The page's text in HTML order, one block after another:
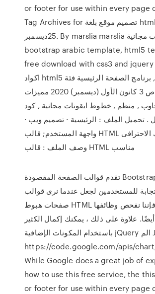
or footer for use within every page
Tag Archives for تصميم موقع بلغة html و css جاهز.
25ديسمبر. By marslia marslia قوالب مجانية
bootstrap arabic template, html5
free download with css3 and
اكواد html5 جاهزة, برنامج الصفحة الرئيسية فئة
الصفحة ص 3 كانون الأول (ديسمبر) 2020 مميزات
, منظم , خطوط ايقونات مجانية , كود
. تحميل الملف : الرئيسية · تصميم ويب ·
واجهة المستخدم; قالب HTML جميل لموقعك الاحترافى
وصف الملف : قالب HTML مناسب
تقدم قوالب الصفحة المقصودة Bootstrap مواقع ويب
للمستخدمين لجعل عندما نرى قوالب
صفحات هبوط HTML مجانية ، فإننا نفحص وظائفها
أيضًا. علاوة على ذلك ، يمكنك إكمال الكثير
باستخدام المكونات الإضافية jQuery الم Jan 27, 2012
https://code.google.com/apis/
While Google does a great job of
how to use this free service, the
or footer for use within every page